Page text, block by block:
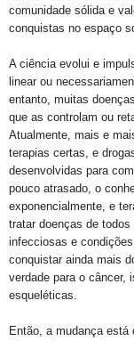
comunidade sólida e
conquistas no espaço
A ciência evolui e
linear ou
entanto, muitas
que as controlam ou
Atualmente, mais e
terapias certas, e
desenvolvidas para
pouco atrasado, o
exponencialmente, e
tratar doenças de
infecciosas e
conquistar ainda mais
verdade para o câncer,
esqueléticas.
Então, a mudança está